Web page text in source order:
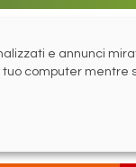
e annunci
computer mentre